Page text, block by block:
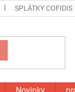
SPLÁTKY COFIDIS